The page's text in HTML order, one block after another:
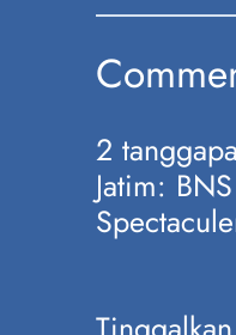
2
Jatim: